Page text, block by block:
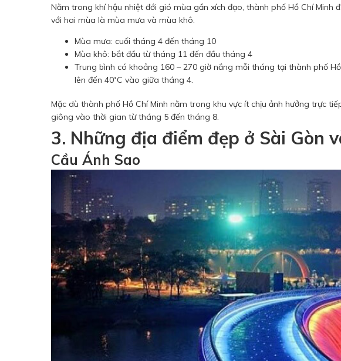
Nằm trong khí hậu nhiệt đới gió mùa gần xích đạo, thành phố Hồ Chí
với hai mùa là mùa mưa và mùa khô.
Mùa mưa: cuối tháng 4 đến tháng 10
Mùa khô: bắt đầu từ tháng 11 đến đầu tháng 4
Trung bình có khoảng 160 – 270 giờ nắng mỗi tháng tại thành phố
lên đến 40˚C vào giữa tháng 4.
Mặc dù thành phố Hồ Chí Minh nằm trong khu vực ít chịu ảnh hưởng trực
giông vào thời gian từ tháng 5 đến tháng 8.
3. Những địa điểm đẹp ở Sài Gòn
Cầu Ánh Sao